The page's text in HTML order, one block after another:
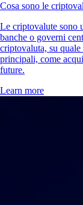
Cosa sono le
Le criptovalute sono
banche o governi
criptovaluta, su
principali, come
future.
Learn more